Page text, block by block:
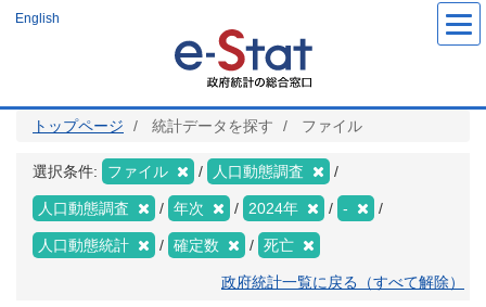
ツ
English
トップページ 統計データを探す ファイル
選択条件: ファイル 人口動態調査
人口動態調査 年次 2024年 -
人口動態統計 確定数 死亡
政府統計一覧に戻る（すべて解除）